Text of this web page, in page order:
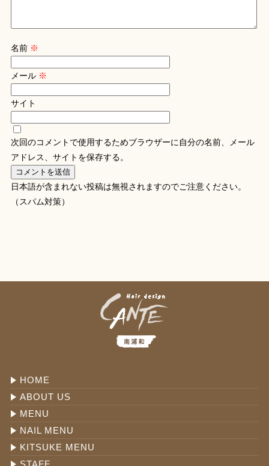
名前 ※
メール ※
サイト
次回のコメントで使用するためブラウザーに自分の名前、メール
アドレス、サイトを保存する。
日本語が含まれない投稿は無視されますのでご注意ください。
（スパム対策）
HOME
ABOUT US
MENU
NAIL MENU
KITSUKE MENU
STAFF